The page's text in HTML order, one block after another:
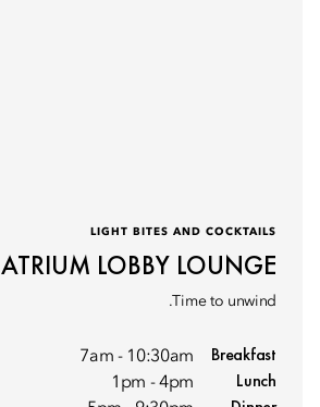
LIGHT BITES AND COCKTAILS
ATRIUM LOBBY LOUNGE
Time to unwind.
Breakfast
7am - 10:30am
Lunch
1pm - 4pm